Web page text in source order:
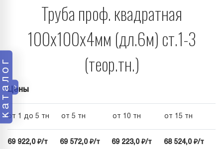
каталог
Труба проф. квадратная
100х100х4мм (дл.6м) ст.1-3
(теор.тн.)
Цены
от 1 до 5 тн от 5 тн от 10 тн от 15 тн
69 922,0 ₽/т 69 572,0 ₽/т 69 223,0 ₽/т 68 524,0 ₽/т